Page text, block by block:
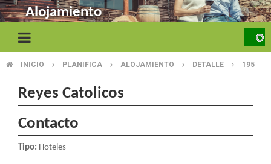
Alojamiento
SOBRESCRIBIR
ENLACES
DE
AYUDA
INICIO PLANIFICA ALOJAMIENTO DETALLE 195
Reyes Catolicos
Contacto
Tipo: Hoteles